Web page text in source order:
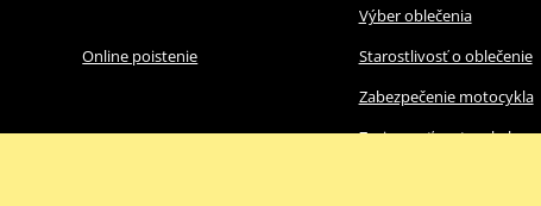
Online poistenie
Výber oblečenia
Starostlivosť o oblečenie
Zabezpečenie motocykla
Zazimovať motocykel